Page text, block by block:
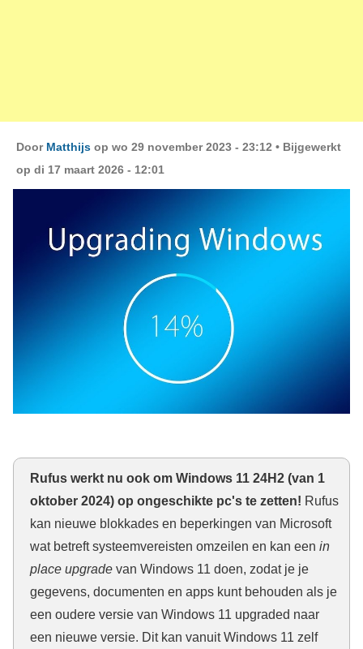
Door Matthijsop wo 29 november 2023 - 23:12 • Bijgewerkt
op di 17 maart 2026 - 12:01
Rufus werkt nu ook om Windows 11 24H2 (van 1
oktober 2024) op ongeschikte pc's te zetten! Rufus
kan nieuwe blokkades en beperkingen van Microsoft
wat betreft systeemvereisten omzeilen en kan een in
place upgradevan Windows 11 doen, zodat je je
gegevens, documenten en apps kunt behouden als je
een oudere versie van Windows 11 upgraded naar
een nieuwe versie. Dit kan vanuit Windows 11 zelf